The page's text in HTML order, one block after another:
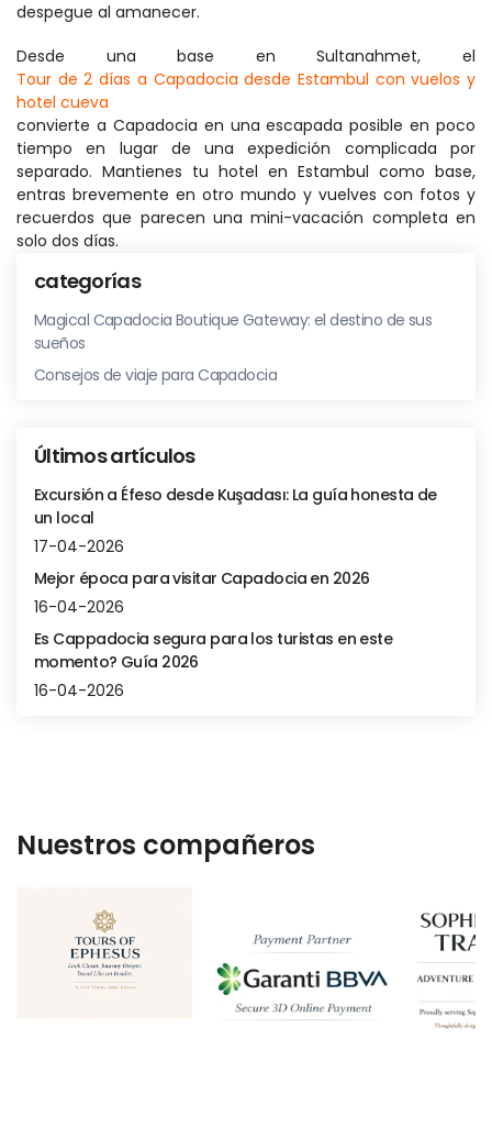
despegue al amanecer.
Desde una base en Sultanahmet, el
Tour de 2 días a Capadocia desde Estambul con vuelos y
hotel cueva
convierte a Capadocia en una escapada posible en poco
tiempo en lugar de una expedición complicada por
separado. Mantienes tu hotel en Estambul como base,
entras brevemente en otro mundo y vuelves con fotos y
recuerdos que parecen una mini-vacación completa en
solo dos días.
categorías
Magical Capadocia Boutique Gateway: el destino de sus
sueños
Consejos de viaje para Capadocia
Últimos artículos
Excursión a Éfeso desde Kuşadası: La guía honesta de
un local
17-04-2026
Mejor época para visitar Capadocia en 2026
16-04-2026
Es Cappadocia segura para los turistas en este
momento? Guía 2026
16-04-2026
Nuestros compañeros